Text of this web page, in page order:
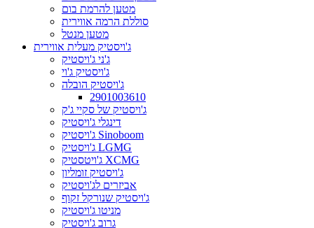
מטען להרמת בום
סוללת הרמה אווירית
מטען מנטל
ג'ויסטיק מעלית אווירית
ג'ני ג'ויסטיק
ג'ויסטיק ג'וי
ג'ויסטיק הובלה
2901003610
ג'ויסטיק של סקיי ג'ק
דינגלי ג'ויסטיק
ג'ויסטיק Sinoboom
ג'ויסטיק LGMG
ג'ויטסטיק XCMG
ג'ויסטיק זומליון
אביזרים לג'ויסטיק
ג'ויסטיק שנורקל זקוף
מניטו ג'ויסטיק
גרוב ג'ויסטיק